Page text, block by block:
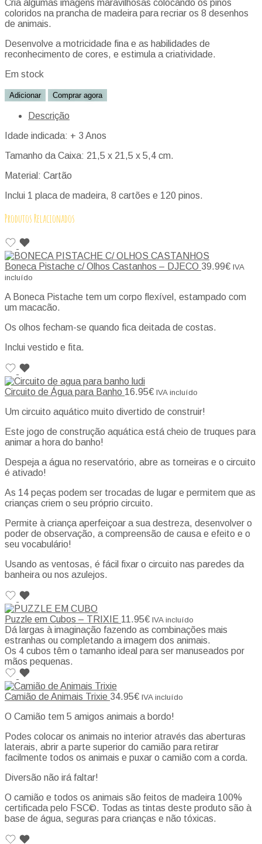
Cria algumas imagens maravilhosas colocando os pinos
coloridos na prancha de madeira para recriar os 8 desenhos
de animais.
Desenvolve a motricidade fina e as habilidades de
reconhecimento de cores, e estimula a criatividade.
Em stock
Adicionar Comprar agora
Descrição
Idade indicada: + 3 Anos
Tamanho da Caixa: 21,5 x 21,5 x 5,4 cm.
Material: Cartão
Inclui 1 placa de madeira, 8 cartões e 120 pinos.
Produtos Relacionados
Boneca Pistache c/ Olhos Castanhos – DJECO 39.99€ IVA
incluído
A Boneca Pistache tem um corpo flexível, estampado com
um macacão.
Os olhos fecham-se quando fica deitada de costas.
Inclui vestido e fita.
Circuito de Água para Banho 16.95€ IVA incluído
Um circuito aquático muito divertido de construir!
Este jogo de construção aquática está cheio de truques para
animar a hora do banho!
Despeja a água no reservatório, abre as torneiras e o circuito
é ativado!
As 14 peças podem ser trocadas de lugar e permitem que as
crianças criem o seu próprio circuito.
Permite à criança aperfeiçoar a sua destreza, desenvolver o
poder de observação, a compreensão de causa e efeito e o
seu vocabulário!
Usando as ventosas, é fácil fixar o circuito nas paredes da
banheira ou nos azulejos.
Puzzle em Cubos – TRIXIE 11.95€ IVA incluído
Dá largas à imaginação fazendo as combinações mais
estranhas ou completando a imagem dos animais.
Os 4 cubos têm o tamanho ideal para ser manuseados por
mãos pequenas.
Camião de Animais Trixie 34.95€ IVA incluído
O Camião tem 5 amigos animais a bordo!
Podes colocar os animais no interior através das aberturas
laterais, abrir a parte superior do camião para retirar
facilmente todos os animais e puxar o camião com a corda.
Diversão não irá faltar!
O camião e todos os animais são feitos de madeira 100%
certificada pelo FSC©. Todas as tintas deste produto são à
base de água, seguras para crianças e não tóxicas.